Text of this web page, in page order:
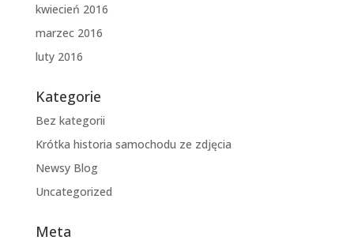
kwiecień 2016
marzec 2016
luty 2016
Kategorie
Bez kategorii
Krótka historia samochodu ze zdjęcia
Newsy Blog
Uncategorized
Meta